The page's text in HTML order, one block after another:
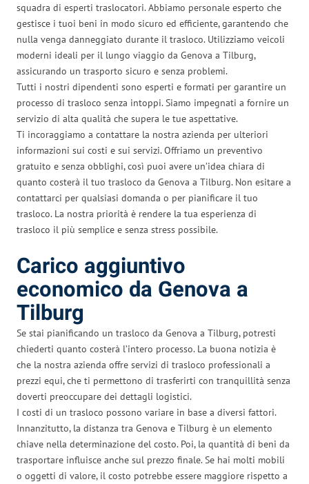
squadra di esperti traslocatori. Abbiamo personale esperto che
gestisce i tuoi beni in modo sicuro ed efficiente, garantendo che
nulla venga danneggiato durante il trasloco. Utilizziamo veicoli
moderni ideali per il lungo viaggio da Genova a Tilburg,
assicurando un trasporto sicuro e senza problemi.
Tutti i nostri dipendenti sono esperti e formati per garantire un
processo di trasloco senza intoppi. Siamo impegnati a fornire un
servizio di alta qualità che supera le tue aspettative.
Ti incoraggiamo a contattare la nostra azienda per ulteriori
informazioni sui costi e sui servizi. Offriamo un preventivo
gratuito e senza obblighi, così puoi avere un’idea chiara di
quanto costerà il tuo trasloco da Genova a Tilburg. Non esitare a
contattarci per qualsiasi domanda o per pianificare il tuo
trasloco. La nostra priorità è rendere la tua esperienza di
trasloco il più semplice e senza stress possibile.
Carico aggiuntivo
economico da Genova a
Tilburg
Se stai pianificando un trasloco da Genova a Tilburg, potresti
chiederti quanto costerà l’intero processo. La buona notizia è
che la nostra azienda offre servizi di trasloco professionali a
prezzi equi, che ti permettono di trasferirti con tranquillità senza
doverti preoccupare dei dettagli logistici.
I costi di un trasloco possono variare in base a diversi fattori.
Innanzitutto, la distanza tra Genova e Tilburg è un elemento
chiave nella determinazione del costo. Poi, la quantità di beni da
trasportare influisce anche sul prezzo finale. Se hai molti mobili
o oggetti di valore, il costo potrebbe essere maggiore rispetto a